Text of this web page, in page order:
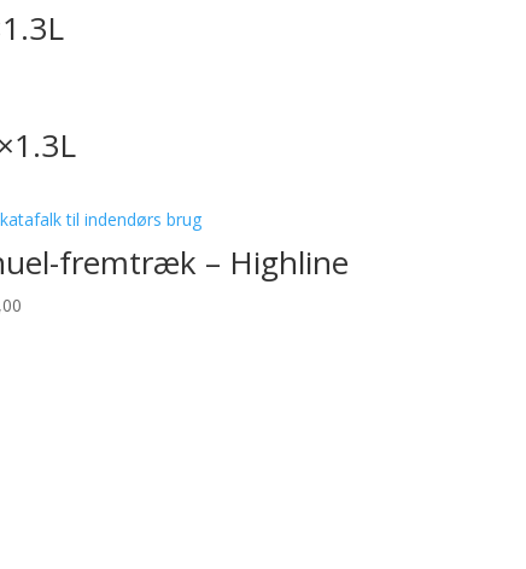
kr.1.999,00
fremtræk – Highline